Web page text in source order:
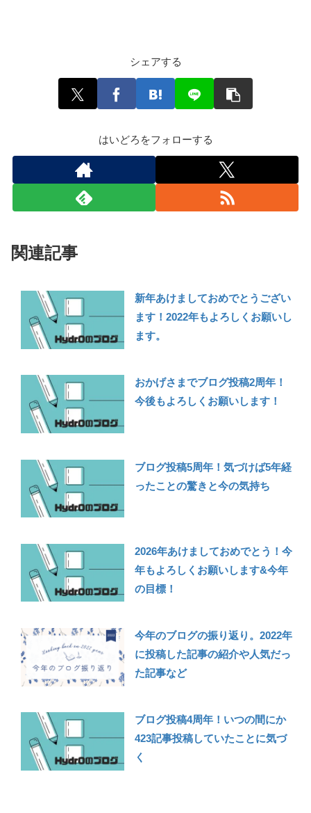
シェアする
はいどろをフォローする
関連記事
新年あけましておめでとうござい
ます！2022年もよろしくお願いし
ます。
おかげさまでブログ投稿2周年！
今後もよろしくお願いします！
ブログ投稿5周年！気づけば5年経
ったことの驚きと今の気持ち
2026年あけましておめでとう！今
年もよろしくお願いします&今年
の目標！
今年のブログの振り返り。2022年
に投稿した記事の紹介や人気だっ
た記事など
ブログ投稿4周年！いつの間にか
423記事投稿していたことに気づ
く